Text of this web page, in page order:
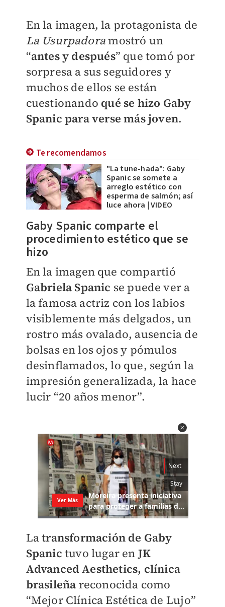
En la imagen, la protagonista de
La Usurpadoramostró un
“antes y después” que tomó por
sorpresa a sus seguidores y
muchos de ellos se están
cuestionando qué se hizo Gaby
Spanic para verse más joven.
Te recomendamos
"La tune-hada": Gaby
Spanic se somete a
arreglo estético con
esperma de salmón; así
luce ahora | VIDEO
​Gaby Spanic comparte el
procedimiento estético que se
hizo
En la imagen que compartió
Gabriela Spanic se puede ver a
la famosa actriz con los labios
visiblemente más delgados, un
rostro más ovalado, ausencia de
bolsas en los ojos y pómulos
desinflamados, lo que, según la
impresión generalizada, la hace
lucir “20 años menor”.
Latransformación de Gaby
Spanic tuvo lugar en JK
Advanced Aesthetics, clínica
brasileña reconocida como
“Mejor Clínica Estética de Lujo”